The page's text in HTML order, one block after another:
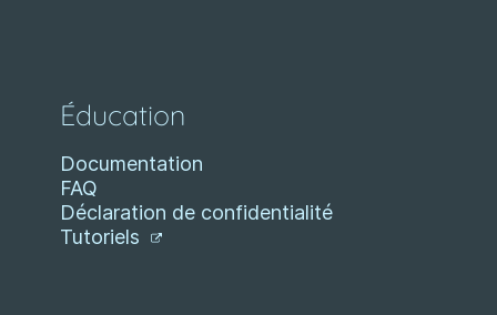
Éducation
Documentation
FAQ
Déclaration de confidentialité
Tutoriels